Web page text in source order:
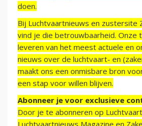
doen.
Bij Luchtvaartnieuws en zustersite
vind je die betrouwbaarheid. Onze
leveren van het meest actuele en
nieuws over de luchtvaart- en
maakt ons een onmisbare bron
een stap voor willen blijven.
Abonneer je voor exclusieve
Door je te abonneren op